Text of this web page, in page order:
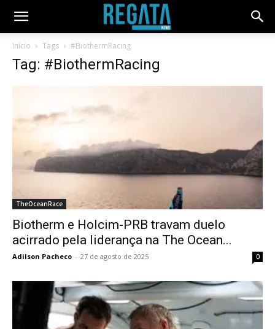
Início Tags #BiothermRacing
Tag: #BiothermRacing
TheOceanRace
Biotherm e Holcim-PRB travam duelo
acirrado pela liderança na The Ocean...
Adilson Pacheco - 27 de agosto de 2025 0